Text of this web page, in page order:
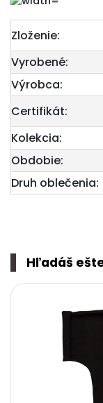
Zloženie:
Vyrobené:
Výrobca:
Certifikát:
Kolekcia:
Obdobie:
Druh oblečenia:
Hľadáš